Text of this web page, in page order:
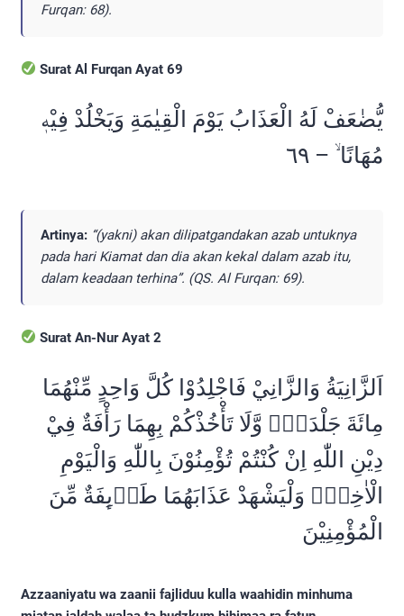
Furqan: 68).
Surat Al Furqan Ayat 69
يُّضٰعَفْ لَهُ الْعَذَابُ يَوْمَ الْقِيٰمَةِ وَيَخْلُدْ فِيْهٖ
مُهَانًا ۙ – ٦٩
Artinya: “(yakni) akan dilipatgandakan azab untuknya
pada hari Kiamat dan dia akan kekal dalam azab itu,
dalam keadaan terhina”. (QS. Al Furqan: 69).
Surat An-Nur Ayat 2
اَلزَّانِيَةُ وَالزَّانِيْ فَاجْلِدُوْا كُلَّ وَاحِدٍ مِّنْهُمَا
مِائَةَ جَلْدَةٍۙ وَّلَا تَأْخُذْكُمْ بِهِمَا رَأْفَةٌ فِيْ
دِيْنِ اللّٰهِ اِنْ كُنْتُمْ تُؤْمِنُوْنَ بِاللّٰهِ وَالْيَوْمِ
الْاٰخِرِۚ وَلْيَشْهَدْ عَذَابَهُمَا طَاۤىِٕفَةٌ مِّنَ
الْمُؤْمِنِيْنَ
Azzaaniyatu wa zaanii fajliduu kulla waahidin minhuma